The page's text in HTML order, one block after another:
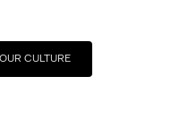
OUR CULTURE